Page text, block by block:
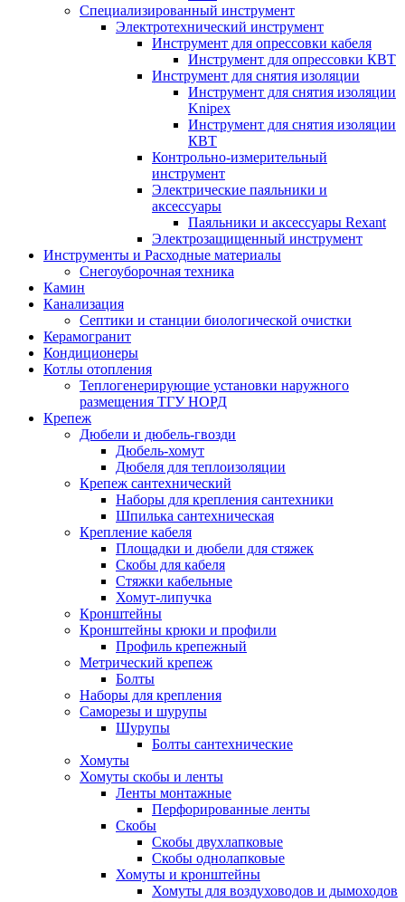
Специализированный инструмент
Электротехнический инструмент
Инструмент для опрессовки кабеля
Инструмент для опрессовки КВТ
Инструмент для снятия изоляции
Инструмент для снятия изоляции
Knipex
Инструмент для снятия изоляции
КВТ
Контрольно-измерительный
инструмент
Электрические паяльники и
аксессуары
Паяльники и аксессуары Rexant
Электрозащищенный инструмент
Инструменты и Расходные материалы
Снегоуборочная техника
Камин
Канализация
Септики и станции биологической очистки
Керамогранит
Кондиционеры
Котлы отопления
Теплогенерирующие установки наружного
размещения ТГУ НОРД
Крепеж
Дюбели и дюбель-гвозди
Дюбель-хомут
Дюбеля для теплоизоляции
Крепеж сантехнический
Наборы для крепления сантехники
Шпилька сантехническая
Крепление кабеля
Площадки и дюбели для стяжек
Скобы для кабеля
Стяжки кабельные
Хомут-липучка
Кронштейны
Кронштейны крюки и профили
Профиль крепежный
Метрический крепеж
Болты
Наборы для крепления
Саморезы и шурупы
Шурупы
Болты сантехнические
Хомуты
Хомуты скобы и ленты
Ленты монтажные
Перфорированные ленты
Скобы
Скобы двухлапковые
Скобы однолапковые
Хомуты и кронштейны
Хомуты для воздуховодов и дымоходов